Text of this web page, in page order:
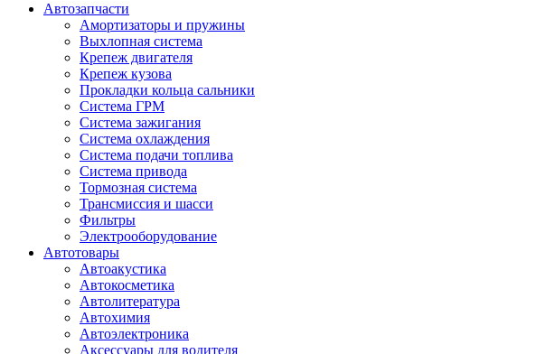
Автозапчасти
Амортизаторы и пружины
Выхлопная система
Крепеж двигателя
Крепеж кузова
Прокладки кольца сальники
Система ГРМ
Система зажигания
Система охлаждения
Система подачи топлива
Система привода
Тормозная система
Трансмиссия и шасси
Фильтры
Электрооборудование
Автотовары
Автоакустика
Автокосметика
Автолитература
Автохимия
Автоэлектроника
Аксессуары для водителя